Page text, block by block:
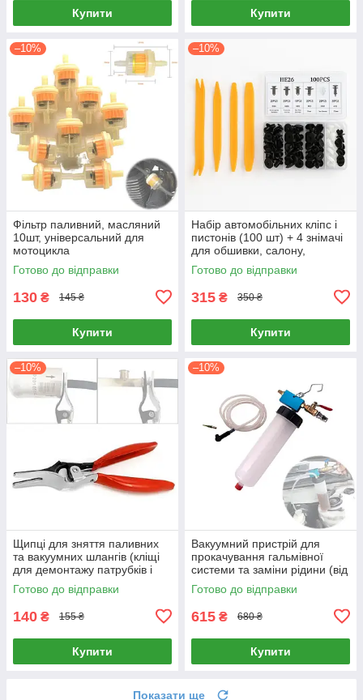
Купити Купити
–10%
Фільтр паливний, масляний
10шт, універсальний для
мотоцикла
Готово до відправки
130 ₴ 145 ₴
Купити
–10%
Набір автомобільних кліпс і
пистонів (100 шт) + 4 знімачі
для обшивки, салону,
панелей, магнітол
Готово до відправки
315 ₴ 350 ₴
Купити
–10%
Щипці для зняття паливних
та вакуумних шлангів (кліщі
для демонтажу патрубків і
трубок, довжина 20 см,
прогумовані ручки)
Готово до відправки
140 ₴ 155 ₴
Купити
–10%
Вакуумний пристрій для
прокачування гальмівної
системи та заміни рідини (від
компресора) набір із бачком
300 мл
Готово до відправки
615 ₴ 680 ₴
Купити
Показати ще